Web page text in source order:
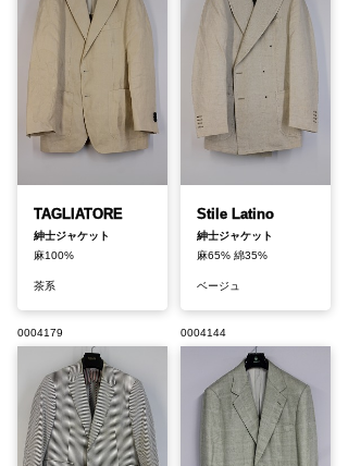
TAGLIATORE
紳士ジャケット
麻100%
茶系
Stile Latino
紳士ジャケット
麻65% 綿35%
ベージュ
0004179 0004144